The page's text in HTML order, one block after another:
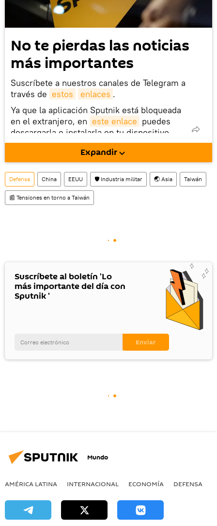
No te pierdas las noticias
más importantes
Suscríbete a nuestros canales de Telegram a
través de estos enlaces .
Ya que la aplicación Sputnik está bloqueada
en el extranjero, en este enlace puedes
descargarla e instalarla en tu dispositivo
móvil (¡solo para Android!).
También tenemos una cuenta en la red
social rusa VK .
Expandir
Defensa China EEUU 🛡️ Industria militar 🌏 Asia Taiwán
📰 Tensiones en torno a Taiwán
Suscríbete al boletín 'Lo
más importante del día con
Sputnik '
Mundo
AMÉRICA LATINA INTERNACIONAL ECONOMÍA DEFENSA